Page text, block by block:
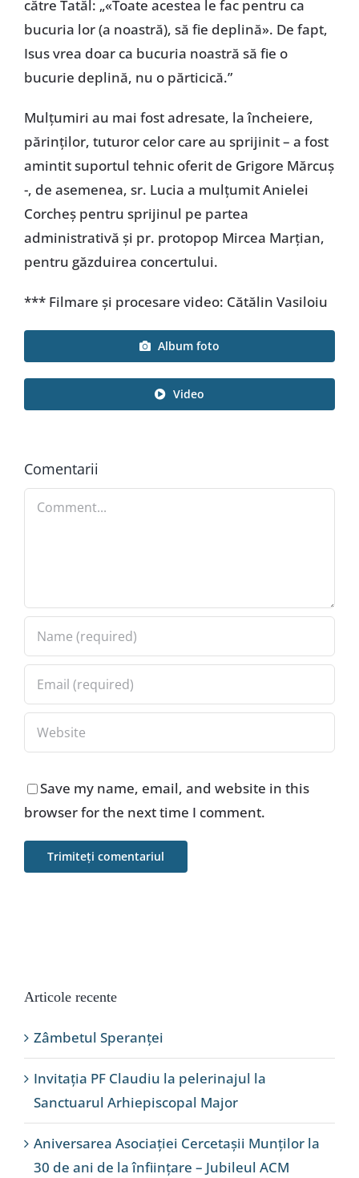
către Tatăl: „«Toate acestea le fac pentru ca
bucuria lor (a noastră), să fie deplină». De fapt,
Isus vrea doar ca bucuria noastră să fie o
bucurie deplină, nu o părticică.”
Mulțumiri au mai fost adresate, la încheiere,
părinților, tuturor celor care au sprijinit – a fost
amintit suportul tehnic oferit de Grigore Mărcuș
-, de asemenea, sr. Lucia a mulțumit Anielei
Corcheș pentru sprijinul pe partea
administrativă și pr. protopop Mircea Marțian,
pentru găzduirea concertului.
*** Filmare și procesare video: Cătălin Vasiloiu
Album foto
Video
Comentarii
Comment
Save my name, email, and website in this
browser for the next time I comment.
Articole recente
Zâmbetul Speranței
Invitația PF Claudiu la pelerinajul la
Sanctuarul Arhiepiscopal Major
Aniversarea Asociației Cercetașii Munților la
30 de ani de la înființare – Jubileul ACM